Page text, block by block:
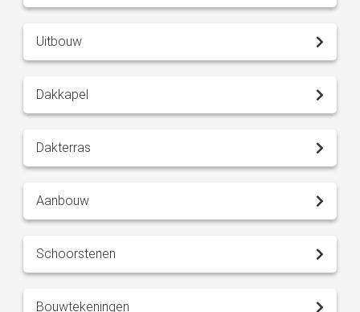
Uitbouw
Dakkapel
Dakterras
Aanbouw
Schoorstenen
Bouwtekeningen